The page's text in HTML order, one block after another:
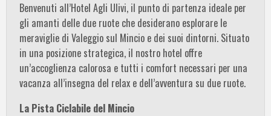
Benvenuti all’Hotel Agli Ulivi, il punto di partenza ideale per
gli amanti delle due ruote che desiderano esplorare le
meraviglie di Valeggio sul Mincio e dei suoi dintorni. Situato
in una posizione strategica, il nostro hotel offre
un’accoglienza calorosa e tutti i comfort necessari per una
vacanza all’insegna del relax e dell’avventura su due ruote.
La Pista Ciclabile del Mincio